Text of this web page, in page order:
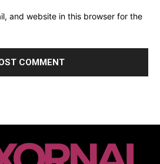
and website in this browser for the